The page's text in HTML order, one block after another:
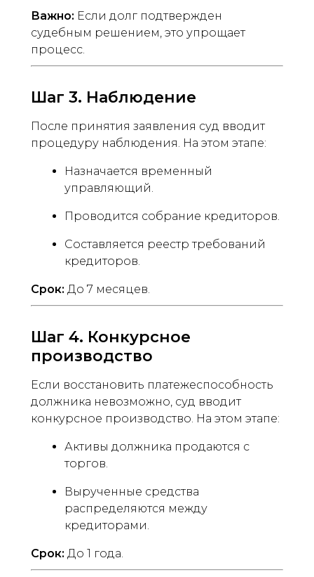
Важно: Если долг подтвержден
судебным решением, это упрощает
процесс.
Шаг 3. Наблюдение
После принятия заявления суд вводит
процедуру наблюдения. На этом этапе:
Назначается временный
управляющий.
Проводится собрание кредиторов.
Составляется реестр требований
кредиторов.
Срок: До 7 месяцев.
Шаг 4. Конкурсное
производство
Если восстановить платежеспособность
должника невозможно, суд вводит
конкурсное производство. На этом этапе:
Активы должника продаются с
торгов.
Вырученные средства
распределяются между
кредиторами.
Срок: До 1 года.